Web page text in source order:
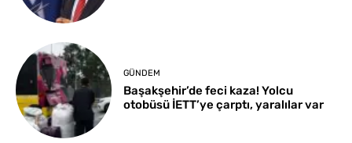
GÜNDEM
Başakşehir’de feci kaza! Yolcu
otobüsü İETT’ye çarptı, yaralılar var